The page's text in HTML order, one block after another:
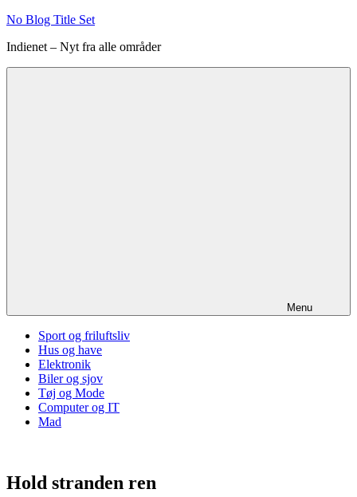
Videre
indhold
No Blog Title Set
Indienet – Nyt fra alle områder
Menu
Sport og friluftsliv
Hus og have
Elektronik
Biler og sjov
Tøj og Mode
Computer og IT
Mad
Hold stranden ren